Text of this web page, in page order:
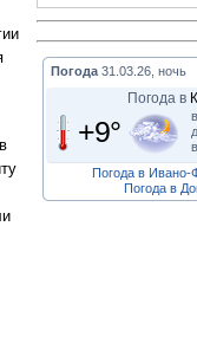
Погода 31.03.26, ночь
Погода в
+9°
Погода в Ивано-
Погода в